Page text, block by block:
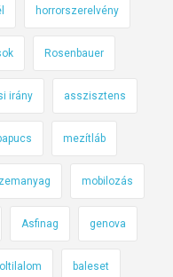
horrorszerelvény
Rosenbauer
irány asszisztens
mezítláb
mobilozás
Asfinag genova
baleset